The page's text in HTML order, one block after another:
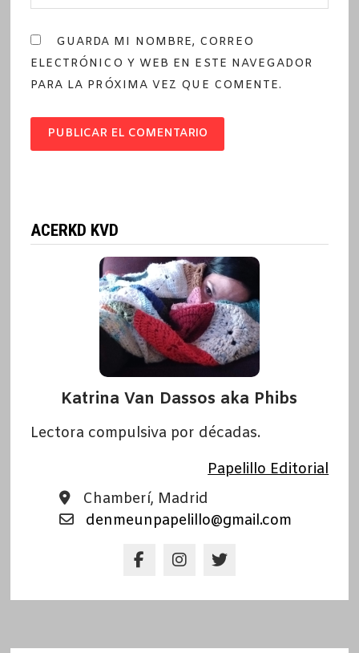
GUARDA MI NOMBRE, CORREO
ELECTRÓNICO Y WEB EN ESTE NAVEGADOR
PARA LA PRÓXIMA VEZ QUE COMENTE.
ACERKD KVD
Katrina Van Dassos aka Phibs
Lectora compulsiva por décadas.
Papelillo Editorial
Chamberí, Madrid
denmeunpapelillo@gmail.com